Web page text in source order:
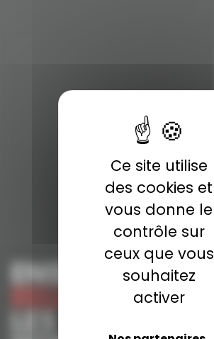
Ce site utilise
des cookies et
vous donne le
contrôle sur
ceux que vous
souhaitez
activer
ENSEMBLE
RELIONS
LES